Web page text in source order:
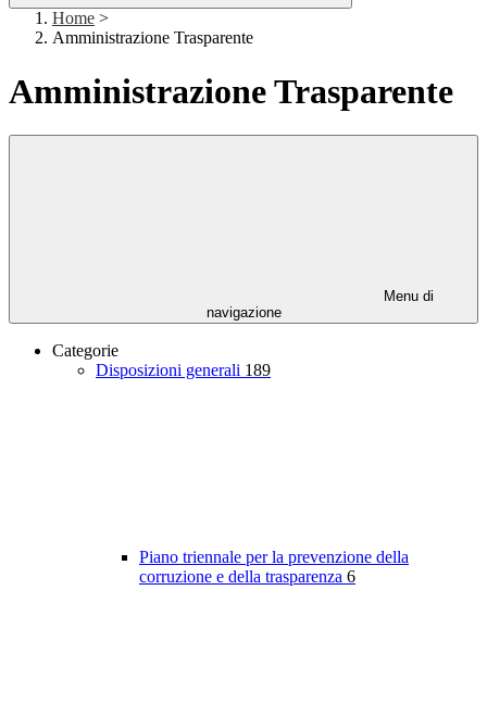
Home >
Amministrazione Trasparente
Amministrazione Trasparente
Menu di
navigazione
Categorie
Disposizioni generali 189
Piano triennale per la prevenzione della
corruzione e della trasparenza 6